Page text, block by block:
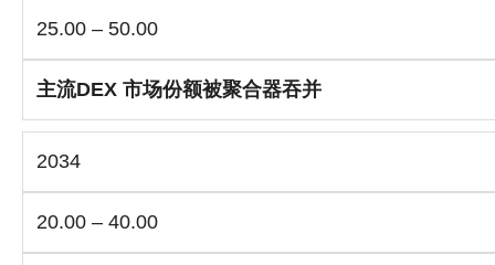
25.00 – 50.00
主流DEX 市场份额被聚合器吞并
2034
20.00 – 40.00